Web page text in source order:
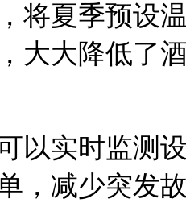
将夏季预设
大大降低了
以实时监测
，减少突发